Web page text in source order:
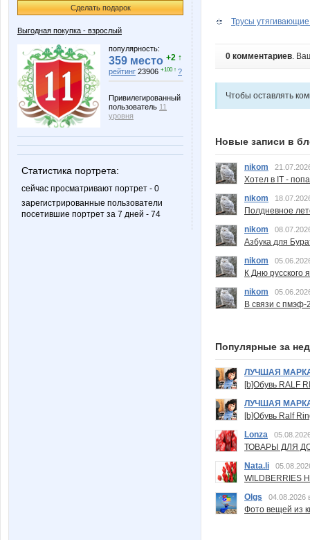
Сделать подарок
Выгодная покупка - взрослый
популярность:
359 место +2 ↑
рейтинг 23906 +100 ↑ ?
Привилегированный
пользователь 11
уровня
Статистика портрета:
сейчас просматривают портрет - 0
зарегистрированные пользователи
посетившие портрет за 7 дней - 74
Трусы
0 комментариев.
Чтобы оставлять
Новые записи в
nikom
Хотел в IT -
nikom
Полдневное
nikom
Азбука для
nikom
К Дню русского
nikom
В связи с пмэф-
Популярные за
ЛУЧШАЯ
[b]Обувь RALF
ЛУЧШАЯ
[b]Обувь Ralf
Lonza
ТОВАРЫ ДЛЯ
Nata.li
Olgs
04.08.2026
Фото вещей из